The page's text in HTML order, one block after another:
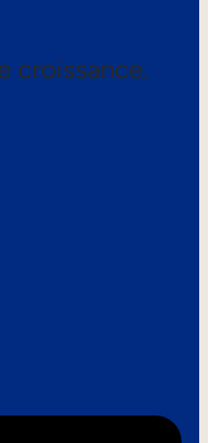
croissance.